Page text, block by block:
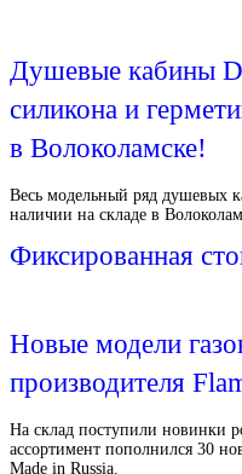
Душевые кабины
силикона и
в Волоколамске!
Весь модельный ряд душевых
наличии на складе в
Фиксированная
Новые модели
производителя
На склад поступили новинки
ассортимент пополнился 30
Made in Russia.